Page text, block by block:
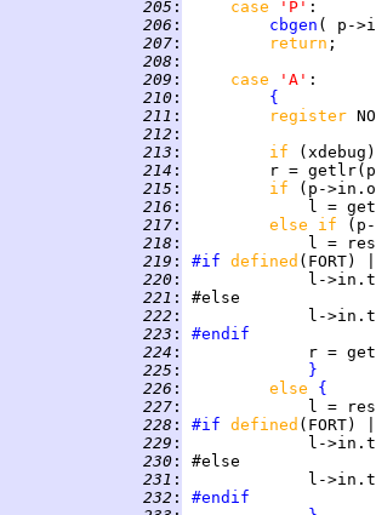
205 : case 'P'
206 :
cbgen
207 : return
208 :
209 : case 'A'
210 :
{
211 :
register
212 :
213 : if
214 :
r =
215 :
if
216 :
l =
217 : else if
218 :
219 : #if defined
220 :
221 :
222 :
223 :
#endif
224 :
r =
225 :
}
226 : else {
227 :
228 : #if defined
229 :
230 :
231 :
232 :
#endif